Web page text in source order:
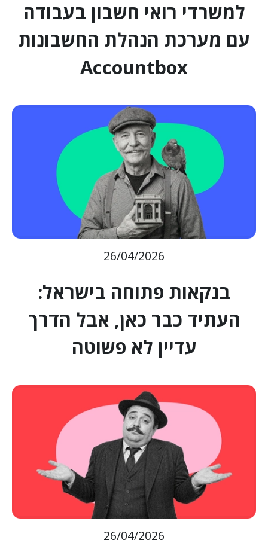
למשרדי רואי חשבון בעבודה
עם מערכת הנהלת החשבונות
Accountbox
26/04/2026
בנקאות פתוחה בישראל:
העתיד כבר כאן, אבל הדרך
עדיין לא פשוטה
26/04/2026